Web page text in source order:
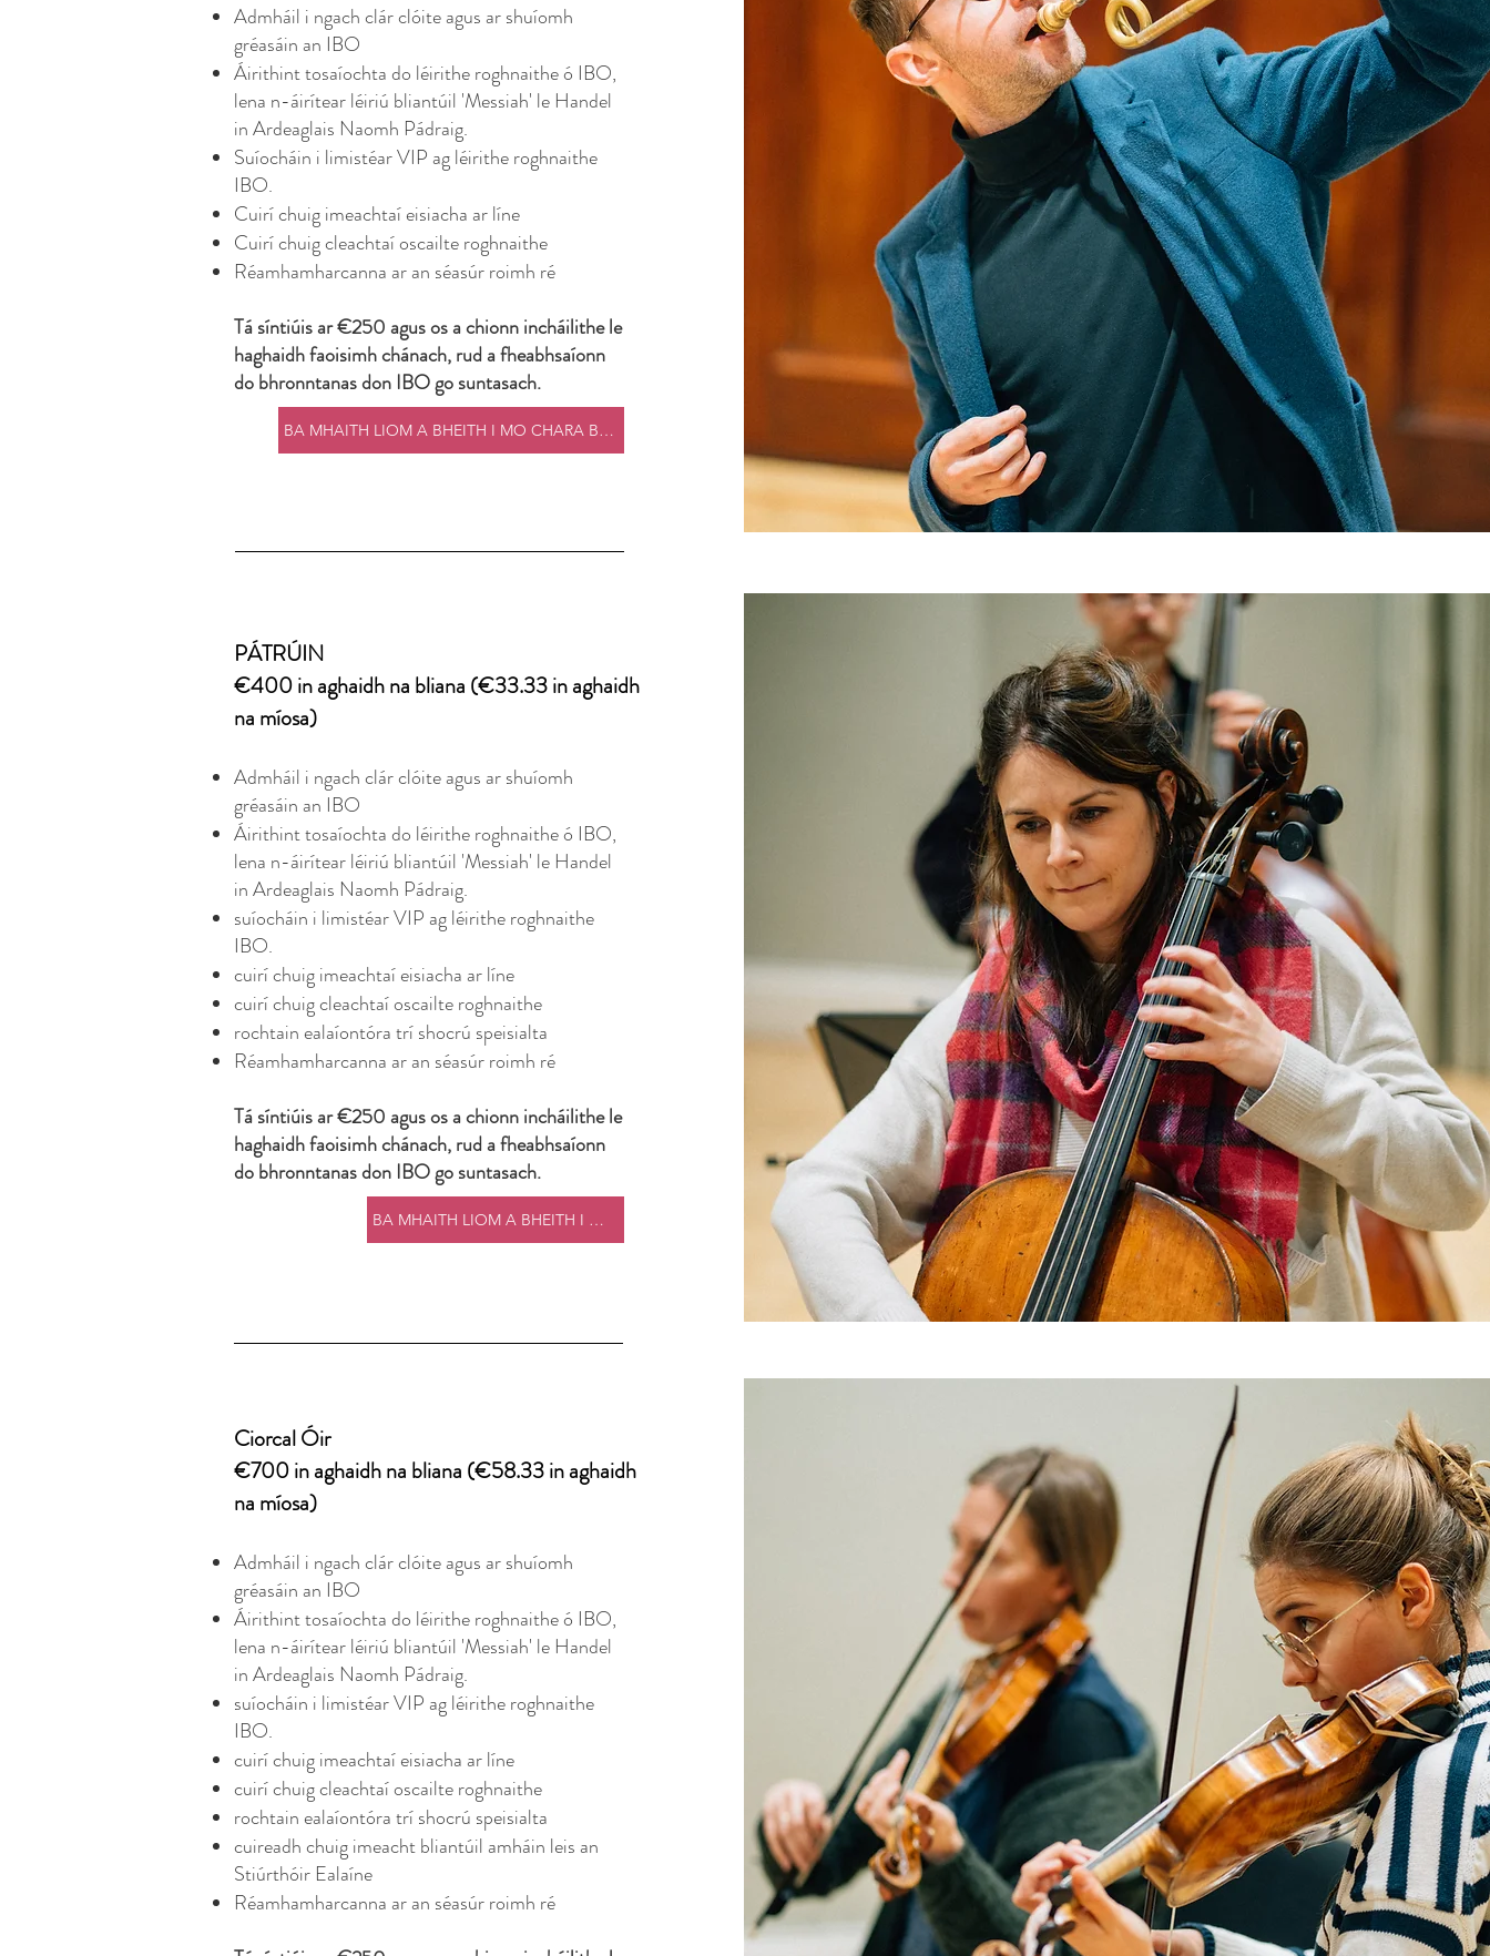
Admháil i ngach clár clóite agus ar shuíomh
gréasáin an IBO
Áirithint tosaíochta do léirithe roghnaithe ó IBO,
lena n-áirítear léiriú bliantúil 'Messiah' le Handel
in Ardeaglais Naomh Pádraig.
Suíocháin i limistéar VIP ag léirithe roghnaithe
IBO.
Cuirí chuig imeachtaí eisiacha ar líne
Cuirí chuig cleachtaí oscailte roghnaithe
Réamhamharcanna ar an séasúr roimh ré
Tá síntiúis ar €250 agus os a chionn incháilithe le
haghaidh faoisimh chánach, rud a fheabhsaíonn
do bhronntanas don IBO go suntasach.
BA MHAITH LIOM A BHEITH I MO CHARA BUNÚSACH
PÁTRÚIN
€400 in aghaidh na bliana (€33.33 in aghaidh
na míosa)
Admháil i ngach clár clóite agus ar shuíomh
gréasáin an IBO
Áirithint tosaíochta do léirithe roghnaithe ó IBO,
lena n-áirítear léiriú bliantúil 'Messiah' le Handel
in Ardeaglais Naomh Pádraig.
suíocháin i limistéar VIP ag léirithe roghnaithe
IBO.
cuirí chuig imeachtaí eisiacha ar líne
cuirí chuig cleachtaí oscailte roghnaithe
rochtain ealaíontóra trí shocrú speisialta
Réamhamharcanna ar an séasúr roimh ré
Tá síntiúis ar €250 agus os a chionn incháilithe le
haghaidh faoisimh chánach, rud a fheabhsaíonn
do bhronntanas don IBO go suntasach.
BA MHAITH LIOM A BHEITH I MO PHATRÚN
Ciorcal Óir
€700 in aghaidh na bliana (€58.33 in aghaidh
na míosa)
Admháil i ngach clár clóite agus ar shuíomh
gréasáin an IBO
Áirithint tosaíochta do léirithe roghnaithe ó IBO,
lena n-áirítear léiriú bliantúil 'Messiah' le Handel
in Ardeaglais Naomh Pádraig.
suíocháin i limistéar VIP ag léirithe roghnaithe
IBO.
cuirí chuig imeachtaí eisiacha ar líne
cuirí chuig cleachtaí oscailte roghnaithe
rochtain ealaíontóra trí shocrú speisialta
cuireadh chuig imeacht bliantúil amháin leis an
Stiúrthóir Ealaíne
Réamhamharcanna ar an séasúr roimh ré